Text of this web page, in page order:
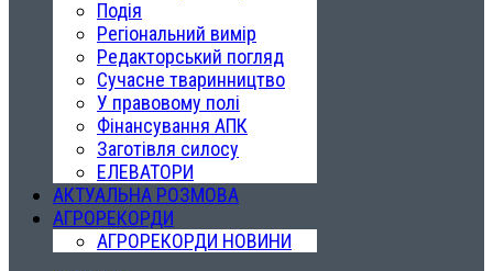
Подія
Регіональний вимір
Редакторський погляд
Сучасне тваринництво
У правовому полі
Фінансування АПК
Заготівля силосу
ЕЛЕВАТОРИ
АКТУАЛЬНА РОЗМОВА
АГРОРЕКОРДИ
АГРОРЕКОРДИ НОВИНИ